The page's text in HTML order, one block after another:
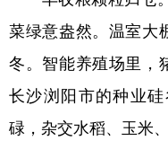
文化产业
地方频道
北京 天津
菜绿意盎然。温室大
冬。智能养殖场里，
长沙浏阳市的种业
碌，杂交水稻、玉米